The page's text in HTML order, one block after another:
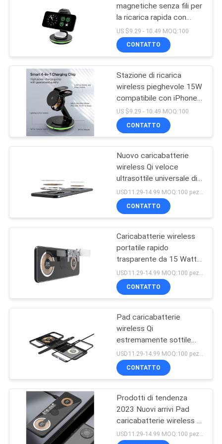
Stazione senza fili
del caricatore
Caricatori senza fili
Caricatore senza fili
magnetico
62
Caricatore senza fili
della sveglia
magnetiche senza fili per
la ricarica rapida con
metodo di ricarica senza
fili
US $9.29 - 10.49 MOQ:100
CONTATTO
Stazione di ricarica
wireless pieghevole 15W
compatibile con iPhone
15 14 13 12
US $9.29 - 10.49 MOQ:100
CONTATTO
Nuovo caricabatterie
wireless Qi veloce
ultrasottile universale di
tipo C Oem15W 10W di
vendita calda
USD11.29-14.99 MOQ:100 pezzi
CONTATTO
Caricabatterie wireless
portatile rapido
trasparente da 15 Watt
per auricolare Smart
Watch per telefono
CONTATTO
Pad caricabatterie
wireless Qi
estremamente sottile
all'ingrosso da 15 W per
Iphone e auricolari per
orologio
CONTATTO
Prodotti di tendenza
2023 Nuovi arrivi Pad
caricabatterie wireless 3
in 1 trasparente per
USD11.29-14.99 MOQ:100 pezzi